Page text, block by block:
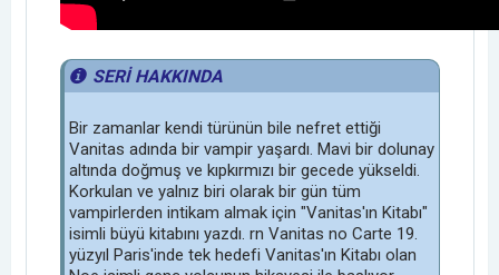
SERİ HAKKINDA
Bir zamanlar kendi türünün bile nefret ettiği
Vanitas adında bir vampir yaşardı. Mavi bir dolunay
altında doğmuş ve kıpkırmızı bir gecede yükseldi.
Korkulan ve yalnız biri olarak bir gün tüm
vampirlerden intikam almak için "Vanitas'ın Kitabı"
isimli büyü kitabını yazdı. rn Vanitas no Carte 19.
yüzyıl Paris'inde tek hedefi Vanitas'ın Kitabı olan